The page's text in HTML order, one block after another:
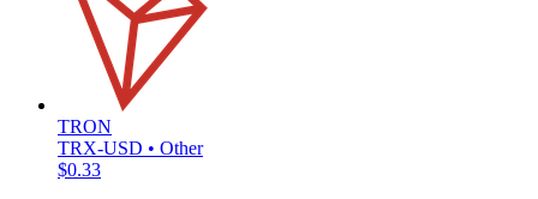
TRON
TRX-USD • Other
$0.33